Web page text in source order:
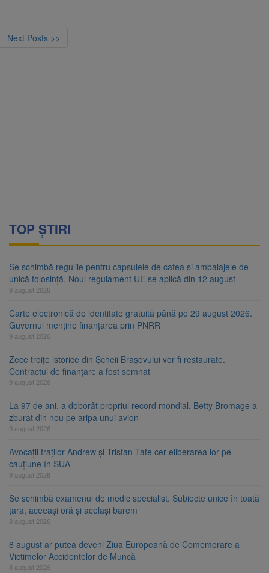
Next Posts >>
TOP ȘTIRI
Se schimbă regulile pentru capsulele de cafea și ambalajele de
unică folosință. Noul regulament UE se aplică din 12 august
9 august 2026
Carte electronică de identitate gratuită până pe 29 august 2026.
Guvernul menține finanțarea prin PNRR
9 august 2026
Zece troițe istorice din Șcheii Brașovului vor fi restaurate.
Contractul de finanțare a fost semnat
9 august 2026
La 97 de ani, a doborât propriul record mondial. Betty Bromage a
zburat din nou pe aripa unui avion
9 august 2026
Avocații fraților Andrew și Tristan Tate cer eliberarea lor pe
cauțiune în SUA
9 august 2026
Se schimbă examenul de medic specialist. Subiecte unice în toată
țara, aceeași oră și același barem
8 august 2026
8 august ar putea deveni Ziua Europeană de Comemorare a
Victimelor Accidentelor de Muncă
8 august 2026